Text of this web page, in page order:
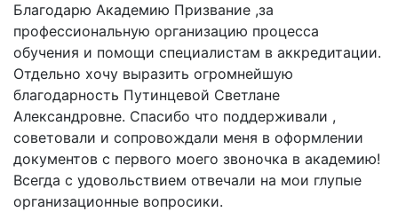
Благодарю Академию Призвание ,за
профессиональную организацию процесса
обучения и помощи специалистам в аккредитации.
Отдельно хочу выразить огромнейшую
благодарность Путинцевой Светлане
Александровне. Спасибо что поддерживали ,
советовали и сопровождали меня в оформлении
документов с первого моего звоночка в академию!
Всегда с удовольствием отвечали на мои глупые
организационные вопросики.